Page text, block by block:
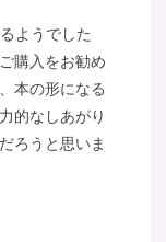
ようでした
購入をお勧め
本の形になる
的なしあがり
ろうと思いま